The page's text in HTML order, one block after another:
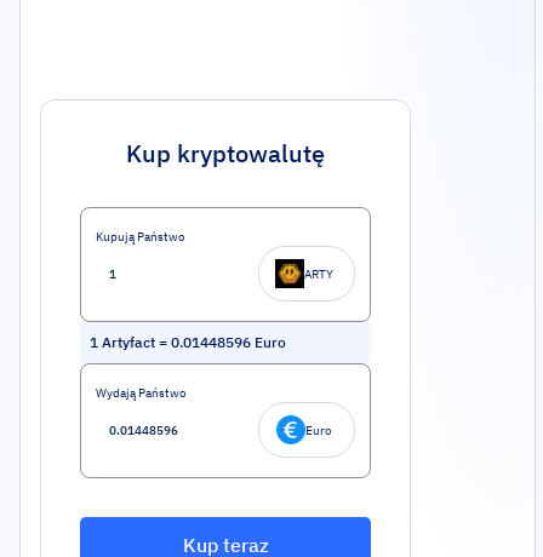
Kup kryptowalutę
Kupują Państwo
ARTY
1 Artyfact = 0.01448596 Euro
Wydają Państwo
Euro
Kup teraz